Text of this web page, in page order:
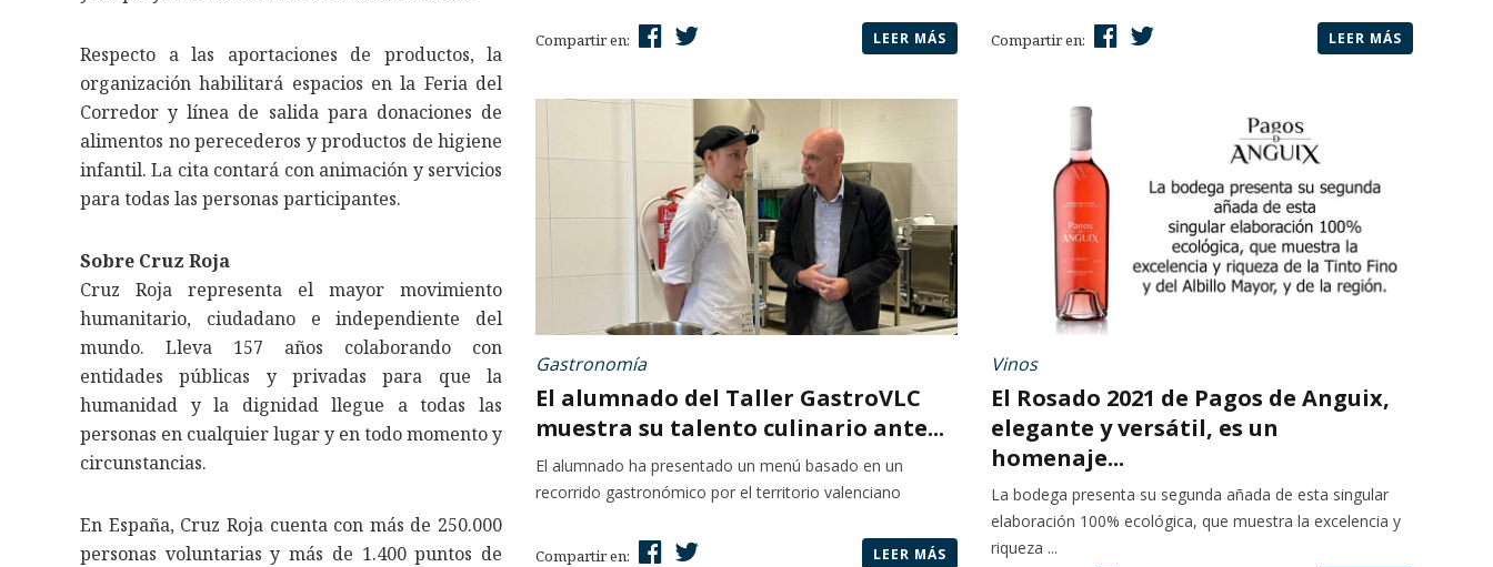
Respecto a las aportaciones de productos, la
organización habilitará espacios en la Feria del
Corredor y línea de salida para donaciones de
alimentos no perecederos y productos de higiene
infantil. La cita contará con animación y servicios
para todas las personas participantes.
Sobre Cruz Roja
Cruz Roja representa el mayor movimiento
humanitario, ciudadano e independiente del
mundo. Lleva 157 años colaborando con
entidades públicas y privadas para que la
humanidad y la dignidad llegue a todas las
personas en cualquier lugar y en todo momento y
circunstancias.
En España, Cruz Roja cuenta con más de 250.000
personas voluntarias y más de 1.400 puntos de
Compartir en: LEER MÁS Compartir en: LEER MÁS
Gastronomía
El alumnado del Taller GastroVLC
muestra su talento culinario ante...
El alumnado ha presentado un menú basado en un
recorrido gastronómico por el territorio valenciano
Compartir en: LEER MÁS
Vinos
El Rosado 2021 de Pagos de Anguix,
elegante y versátil, es un
homenaje...
La bodega presenta su segunda añada de esta singular
elaboración 100% ecológica, que muestra la excelencia y
riqueza ...